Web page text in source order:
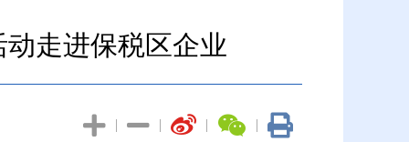
动走进保税区企业
|
|
|
|